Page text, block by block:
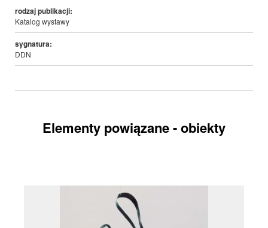
rodzaj publikacji:
Katalog wystawy
sygnatura:
DDN
Elementy powiązane - obiekty